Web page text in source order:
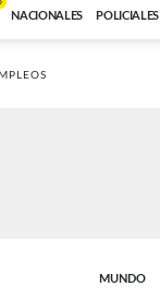
NACIONALES POLICIALES
MUNDO